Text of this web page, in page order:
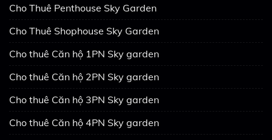
Cho Thuê Penthouse Sky Garden
Cho Thuê Shophouse Sky Garden
Cho thuê Căn hộ 1PN Sky garden
Cho thuê Căn hộ 2PN Sky garden
Cho thuê Căn hộ 3PN Sky garden
Cho thuê Căn hộ 4PN Sky garden